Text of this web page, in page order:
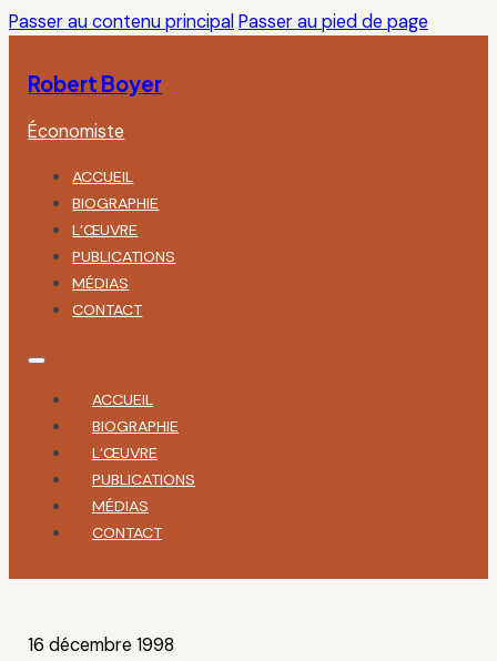
Passer au contenu principal Passer au pied de page
Robert Boyer
Économiste
ACCUEIL
BIOGRAPHIE
L’ŒUVRE
PUBLICATIONS
MÉDIAS
CONTACT
ACCUEIL
BIOGRAPHIE
L’ŒUVRE
PUBLICATIONS
MÉDIAS
CONTACT
16 décembre 1998